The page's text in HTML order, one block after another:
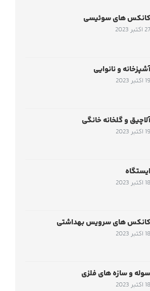
کانکس های سوئیسی
27 اکتبر 2023
آشپزخانه و نانوایی
19 اکتبر 2023
آلاچیق و گلخانه خانگی
19 اکتبر 2023
ایستگاه
18 اکتبر 2023
کانکس های سرویس بهداشتی
18 اکتبر 2023
سوله و سازه های فلزی
18 اکتبر 2023